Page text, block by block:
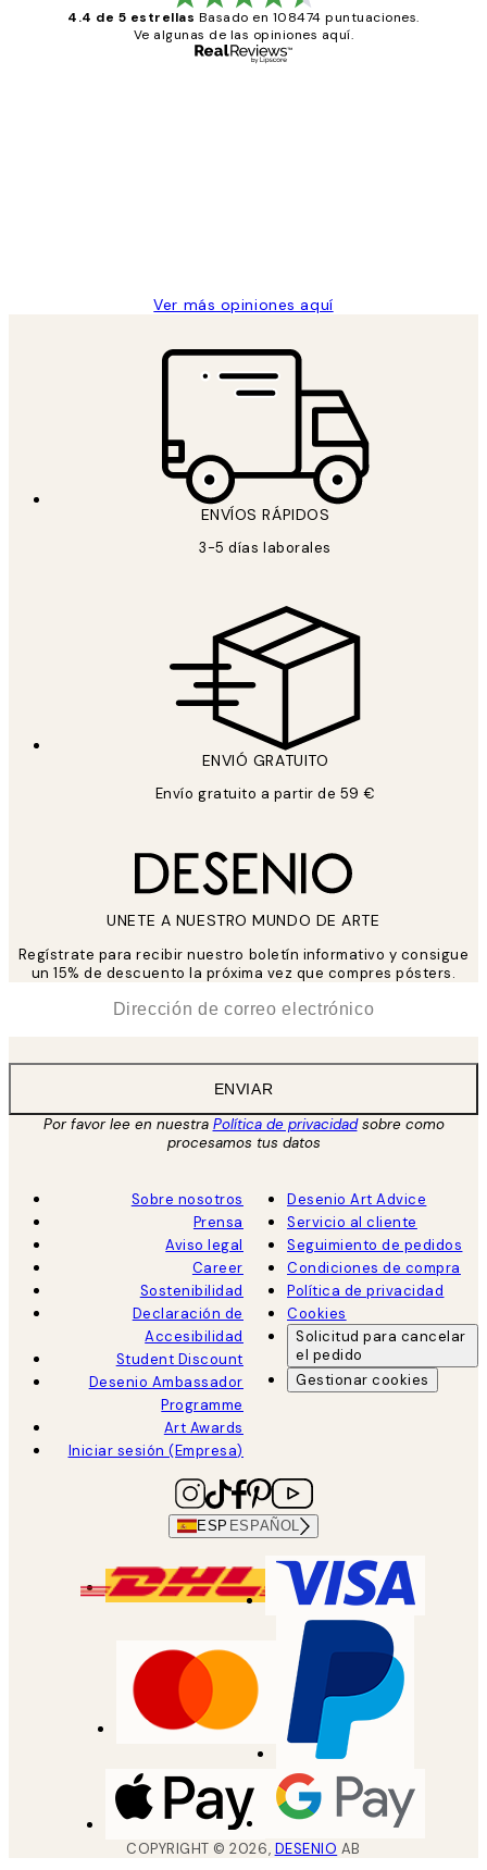
4.4 de 5 estrellas Basado en 108474 puntuaciones.
Ve algunas de las opiniones aquí.
Ver más opiniones aquí
ENVÍOS RÁPIDOS
3-5 días laborales
ENVIÓ GRATUITO
Envío gratuito a partir de 59 €
UNETE A NUESTRO MUNDO DE ARTE
Regístrate para recibir nuestro boletín informativo y consigue
un 15% de descuento la próxima vez que compres pósters.
ENVIAR
Por favor lee en nuestra Política de privacidadsobre como
procesamos tus datos
Sobre nosotros
Prensa
Aviso legal
Career
Sostenibilidad
Declaración de
Accesibilidad
Student Discount
Desenio Ambassador
Programme
Art Awards
Iniciar sesión (Empresa)
Desenio Art Advice
Servicio al cliente
Seguimiento de pedidos
Condiciones de compra
Política de privacidad
Cookies
Solicitud para cancelar
el pedido
Gestionar cookies
ESP ESPAÑOL
COPYRIGHT ©2026, DESENIO AB